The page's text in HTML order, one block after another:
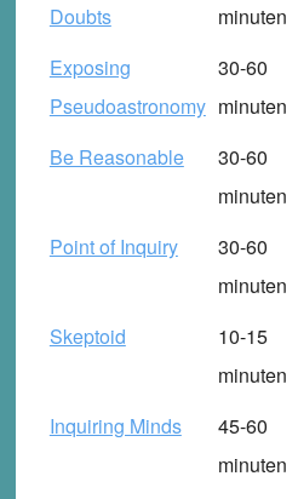
Doubts
minuten
Exposing
Pseudoastronomy
30-60
minuten
Be Reasonable
30-60
minuten
Point of Inquiry
30-60
minuten
Skeptoid
10-15
minuten
Inquiring Minds
45-60
minuten